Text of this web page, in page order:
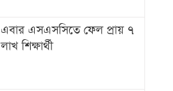
এবার এসএসসিতে ফেল প্রায় ৭
লাখ শিক্ষার্থী